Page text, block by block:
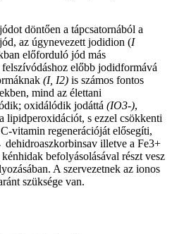
döntően a tápcsatornából a
az úgynevezett jodidion (I
előforduló jód más
felszívódáshoz előbb jodidformává
(I, I2) is számos fontos
mind az élettani
oxidálódik jodáttá (IO3-),
lipidperoxidációt, s ezzel csökkenti
vitamin regenerációját elősegíti,
illetve a Fe3+
befolyásolásával részt vesz
A szervezetnek az ionos
szüksége van.